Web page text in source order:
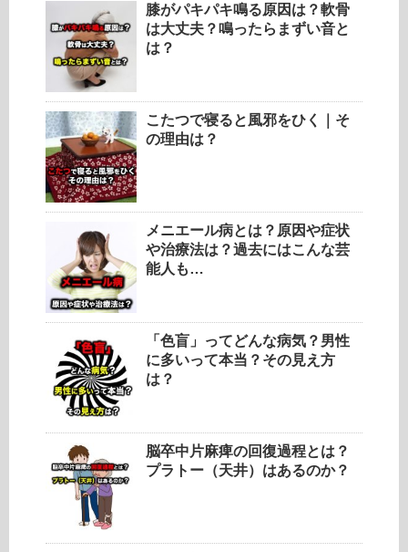
膝がパキパキ鳴る原因は？軟骨
は大丈夫？鳴ったらまずい音と
は？
こたつで寝ると風邪をひく｜そ
の理由は？
メニエール病とは？原因や症状
や治療法は？過去にはこんな芸
能人も…
「色盲」ってどんな病気？男性
に多いって本当？その見え方
は？
脳卒中片麻痺の回復過程とは？
プラトー（天井）はあるのか？